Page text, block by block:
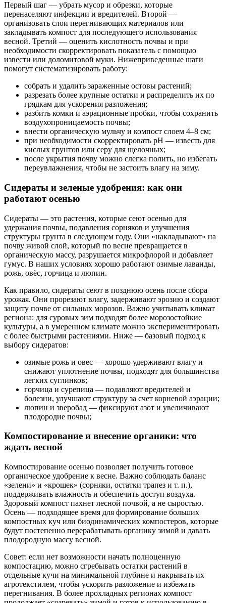
Первый шаг — убрать мусор и обрезки, которые
перенаселяют инфекции и вредителей. Второй —
организовать слои перегнивающих материалов или
закладывать компост для последующего использования
весной. Третий — оценить кислотность почвы и при
необходимости скорректировать показатель с помощью
извести или доломитовой муки. Нижеприведенные шаги
помогут систематизировать работу:
собрать и удалить зараженные остовы растений;
разрезать более крупные остатки и распределить их по
грядкам для ускорения разложения;
разбить комки и аэрационные пробки, чтобы сохранить
воздухопроницаемость почвы;
внести органическую мульчу и компост слоем 4–8 см;
при необходимости скорректировать pH — известь для
кислых грунтов или серу для щелочных;
после укрытия почву можно слегка полить, но избегать
переувлажнения, чтобы не застоить влагу на зиму.
Сидераты и зеленые удобрения: как они
работают осенью
Сидераты — это растения, которые сеют осенью для
удержания почвы, подавления сорняков и улучшения
структуры грунта в следующем году. Они «накладывают» на
почву живой слой, который по весне превращается в
органическую массу, разрушается микрофлорой и добавляет
гумус. В наших условиях хорошо работают озимые лаванды,
рожь, овёс, горчица и люпин.
Как правило, сидераты сеют в позднюю осень после сбора
урожая. Они прорезают влагу, задерживают эрозию и создают
защиту почве от сильных морозов. Важно учитывать климат
региона: для суровых зим подходят более морозостойкие
культуры, а в умеренном климате можно экспериментировать
с более быстрыми растениями. Ниже — базовый подход к
выбору сидератов:
озимые рожь и овес — хорошо удерживают влагу и
снижают уплотнение почвы, подходят для большинства
легких суглинков;
горчица и сурепица — подавляют вредителей и
болезни, улучшают структуру за счет корневой аэрации;
люпин и зверобад — фиксируют азот и увеличивают
плодородие почвы;
Компостирование и внесение органики: что
ждать весной
Компостирование осенью позволяет получить готовое
органическое удобрение к весне. Важно соблюдать баланс
«зелени» и «крошек» (сорняки, остатки трапез и т. п.),
поддерживать влажность и обеспечить доступ воздуха.
Здоровый компост пахнет лесной почвой, а не сыростью.
Осень — подходящее время для формирование больших
компостных куч или биодинамических компостеров, которые
будут постепенно перерабатывать органику зимой и давать
плодородную массу весной.
Совет: если нет возможности начать полноценную
компостацию, можно сгребывать остатки растений в
отдельные кучи на минимальной глубине и накрывать их
агротекстилем, чтобы ускорить разложение и избежать
перегнивания. В более прохладных регионах компост